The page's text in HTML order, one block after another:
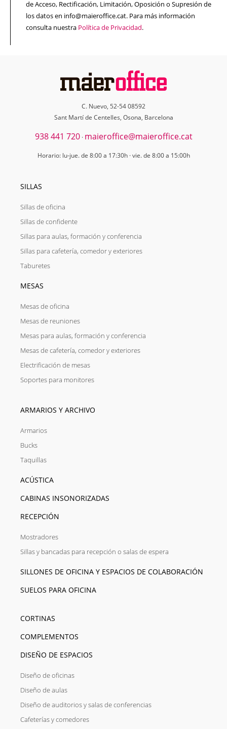
de Acceso, Rectificación, Limitación, Oposición o Supresión de
los datos en info@maieroffice.cat. Para más información
consulta nuestra Política de Privacidad.
C. Nuevo, 52-54 08592
Sant Martí de Centelles, Osona, Barcelona
938 441 720· maieroffice@maieroffice.cat
Horario: lu-jue. de 8:00 a 17:30h · vie. de 8:00 a 15:00h
SILLAS
Sillas de oficina
Sillas de confidente
Sillas para aulas, formación y conferencia
Sillas para cafetería, comedor y exteriores
Taburetes
MESAS
Mesas de oficina
Mesas de reuniones
Mesas para aulas, formación y conferencia
Mesas de cafetería, comedor y exteriores
Electrificación de mesas
Soportes para monitores
ARMARIOS Y ARCHIVO
Armarios
Bucks
Taquillas
ACÚSTICA
CABINAS INSONORIZADAS
RECEPCIÓN
Mostradores
Sillas y bancadas para recepción o salas de espera
SILLONES DE OFICINA Y ESPACIOS DE COLABORACIÓN
SUELOS PARA OFICINA
CORTINAS
COMPLEMENTOS
DISEÑO DE ESPACIOS
Diseño de oficinas
Diseño de aulas
Diseño de auditorios y salas de conferencias
Cafeterías y comedores